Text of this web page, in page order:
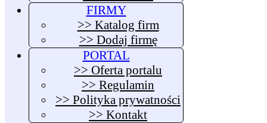
FIRMY
>> Katalog firm
>> Dodaj firmę
PORTAL
>> Oferta portalu
>> Regulamin
>> Polityka prywatności
>> Kontakt